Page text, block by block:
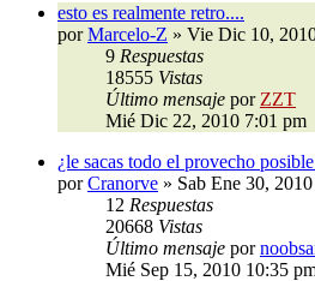
esto es realmente retro....
porMarcelo-Z » Vie Dic 10,
9 Respuestas
18555 Vistas
Último mensaje por ZZT
Mié Dic 22, 2010 7:01 pm
¿le sacas todo el provecho
porCranorve » Sab Ene 30,
12 Respuestas
20668 Vistas
Último mensaje por
Mié Sep 15, 2010 10:35